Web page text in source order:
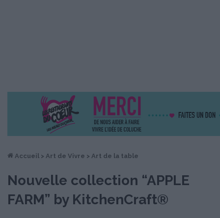
Accueil > Art de Vivre > Art de la table
Nouvelle collection “APPLE
FARM” by KitchenCraft®